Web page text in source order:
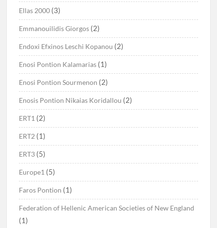
Ellas 2000 (3)
Emmanouilidis Giorgos (2)
Endoxi Efxinos Leschi Kopanou (2)
Enosi Pontion Kalamarias (1)
Enosi Pontion Sourmenon (2)
Enosis Pontion Nikaias Koridallou (2)
ERT1 (2)
ERT2 (1)
ERT3 (5)
Europe1 (5)
Faros Pontion (1)
Federation of Hellenic American Societies of New England
(1)